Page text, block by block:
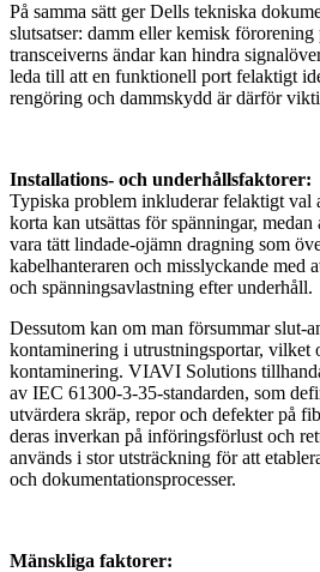
På samma sätt ger Dells tekniska
slutsatser: damm eller kemisk
transceiverns ändar kan hindra
leda till att en funktionell port felaktigt
rengöring och dammskydd är därför
Installations- och underhållsfaktorer:
Typiska problem inkluderar felaktigt val
korta kan utsättas för spänningar,
vara tätt lindade-ojämn dragning som
kabelhanteraren och misslyckande med
och spänningsavlastning efter underhåll.
Dessutom kan om man försummar slut-
kontaminering i utrustningsportar, vilket
kontaminering. VIAVI Solutions
av IEC 61300-3-35-standarden, som
utvärdera skräp, repor och defekter på
deras inverkan på införingsförlust och
används i stor utsträckning för att
och dokumentationsprocesser.
Mänskliga faktorer: